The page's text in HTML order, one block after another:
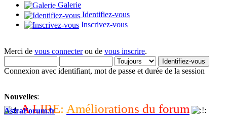
Galerie
Identifiez-vous
Inscrivez-vous
Merci de vous connecterou de vous inscrire.
Connexion avec identifiant, mot de passe et durée de la session
Nouvelles:
A LIRE: Améliorations du forum
AstraForum.fr